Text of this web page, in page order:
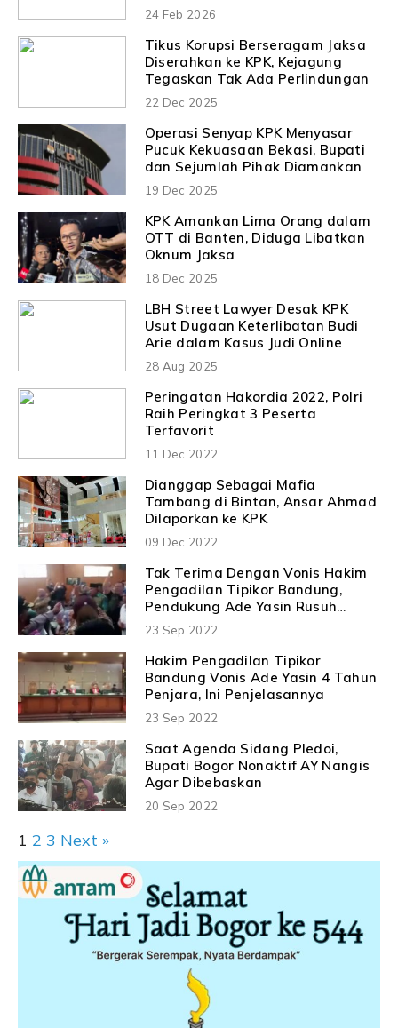
24 Feb 2026
Tikus Korupsi Berseragam Jaksa
Diserahkan ke KPK, Kejagung
Tegaskan Tak Ada Perlindungan
22 Dec 2025
Operasi Senyap KPK Menyasar
Pucuk Kekuasaan Bekasi, Bupati
dan Sejumlah Pihak Diamankan
19 Dec 2025
KPK Amankan Lima Orang dalam
OTT di Banten, Diduga Libatkan
Oknum Jaksa
18 Dec 2025
LBH Street Lawyer Desak KPK
Usut Dugaan Keterlibatan Budi
Arie dalam Kasus Judi Online
28 Aug 2025
Peringatan Hakordia 2022, Polri
Raih Peringkat 3 Peserta
Terfavorit
11 Dec 2022
Dianggap Sebagai Mafia
Tambang di Bintan, Ansar Ahmad
Dilaporkan ke KPK
09 Dec 2022
Tak Terima Dengan Vonis Hakim
Pengadilan Tipikor Bandung,
Pendukung Ade Yasin Rusuh
Didalam Ruang Sidang
23 Sep 2022
Hakim Pengadilan Tipikor
Bandung Vonis Ade Yasin 4 Tahun
Penjara, Ini Penjelasannya
23 Sep 2022
Saat Agenda Sidang Pledoi,
Bupati Bogor Nonaktif AY Nangis
Agar Dibebaskan
20 Sep 2022
1 2 3 Next »